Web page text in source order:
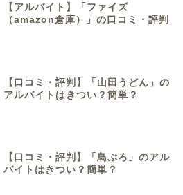
【アルバイト】「ファイズ
（amazon倉庫）」の口コミ・評判
【口コミ・評判】「山田うどん」の
アルバイトはきつい？簡単？
【口コミ・評判】「鳥ぷろ」のアル
バイトはきつい？簡単？